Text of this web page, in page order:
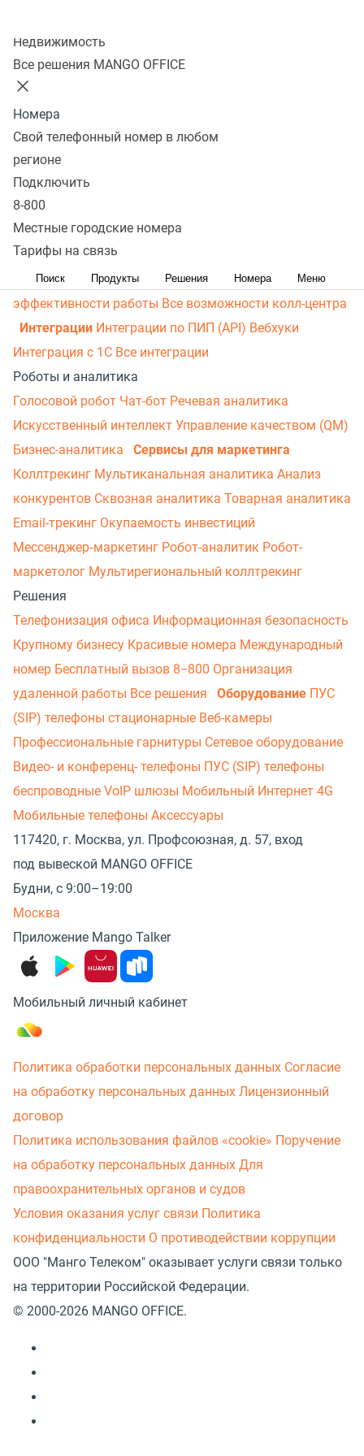
Недвижимость
Все решения MANGO OFFICE
Номера
Свой телефонный номер в любом
регионе
Подключить
8-800
Местные городские номера
Тарифы на связь
Поиск Продукты Решения Номера Меню
рассылкиРаспределение звонков
Интеграция с ОПДкРКАвтоинформатор
Автосекретарь
возможности ВАТС
Контакт-центр
Омниканальный контакт-центр
Омниканальные коммуникации
персоналом
отчетовРобот-администратор
ресурсами База знаний
(API) для УВК (CRM)Чат для сайта
Оценка
эффективности работы Все возможности колл-центра
Интеграции Интеграции по ПИП (API) Вебхуки
Интеграция с 1С Все интеграции
Роботы и аналитика
Голосовой робот Чат-бот Речевая аналитика
Искусственный интеллект Управление качеством (QM)
Бизнес-аналитика
Сервисы для маркетинга
Коллтрекинг Мультиканальная аналитика Анализ
конкурентов Сквозная аналитика Товарная аналитика
Email-трекинг Окупаемость инвестиций
Мессенджер‑маркетинг Робот-аналитик Робот-
маркетолог Мультирегиональный коллтрекинг
Решения
Телефонизация офиса Информационная безопасность
Крупному бизнесу Красивые номера Международный
номер Бесплатный вызов 8−800 Организация
удаленной работы Все решения Оборудование ПУС
(SIP) телефоны стационарные Веб-камеры
Профессиональные гарнитуры Сетевое оборудование
Видео- и конференц- телефоны ПУС (SIP) телефоны
беспроводные VoIP шлюзы Мобильный Интернет 4G
Мобильные телефоны Аксессуары
117420, г. Москва, ул. Профсоюзная, д. 57, вход
под вывеской MANGO OFFICE
Будни, с 9:00–19:00
Москва
Приложение Mango Talker
Мобильный личный кабинет
Политика обработки персональных данных Согласие
на обработку персональных данных Лицензионный
договор
Политика использования файлов «cookie» Поручение
на обработку персональных данных Для
правоохранительных органов и судов
Условия оказания услуг связи Политика
конфиденциальности О противодействии коррупции
ООО "Манго Телеком" оказывает услуги связи только
на территории Российской Федерации.
© 2000-2026 MANGO OFFICE.